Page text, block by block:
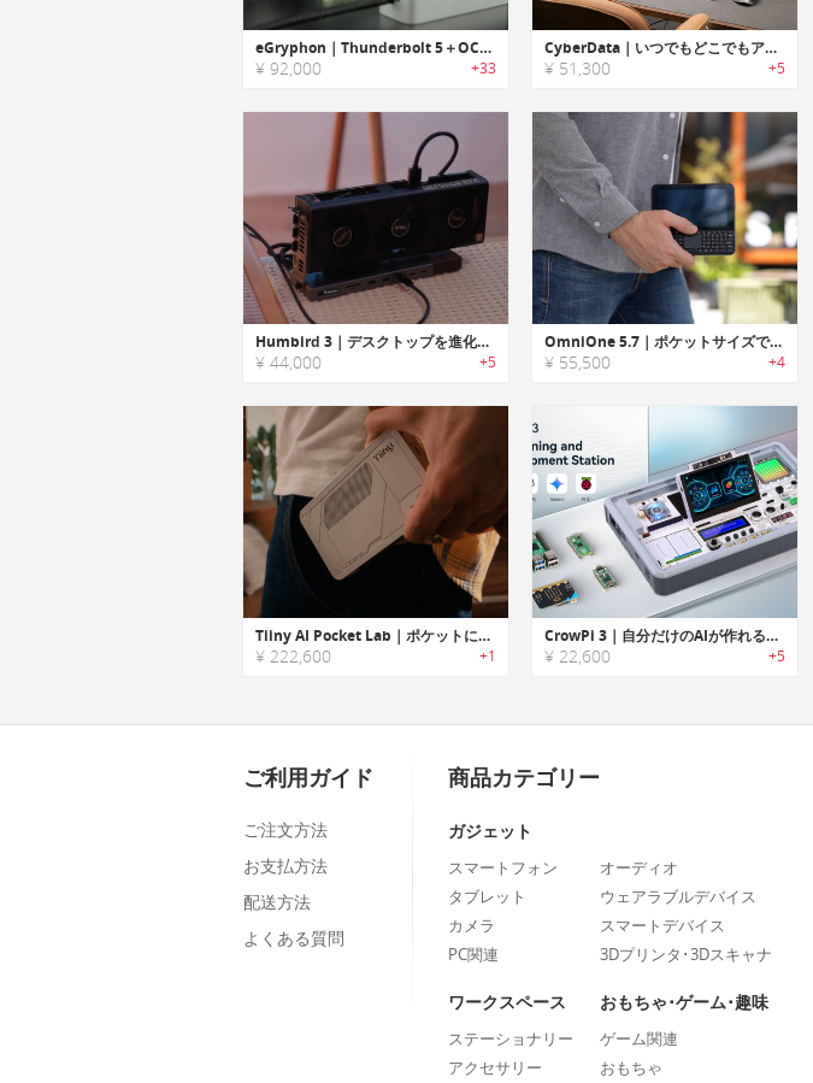
eGryphon｜Thunderbolt 5＋OCuLink対応、デスクトップ級性能のポータブルeGPU
¥ 92,000 +33
CyberData｜いつでもどこでもアクセスできる、大容量保存に対応したNAS型データセンター
¥ 51,300 +5
Humbird 3｜デスクトップを進化させる。世界初Thunderbolt 5 eGPUドック
¥ 44,000 +5
OmniOne 5.7｜ポケットサイズでどこでも使える超強力P
¥ 55,500 +4
Tiiny AI Pocket Lab｜ポケットに収まるAIスーパーコンピューター
¥ 222,600 +1
CrowPi 3｜自分だけのAIが作れる！開発ステーション
¥ 22,600 +5
ご利用ガイド
ご注文方法
お支払方法
配送方法
よくある質問
商品カテゴリー
ガジェット
スマートフォン
タブレット
カメラ
PC関連
オーディオ
ウェアラブルデバイス
スマートデバイス
3Dプリンタ･3Dスキャナ
ワークスペース
ステーショナリー
アクセサリー
おもちゃ･ゲーム･趣味
ゲーム関連
おもちゃ